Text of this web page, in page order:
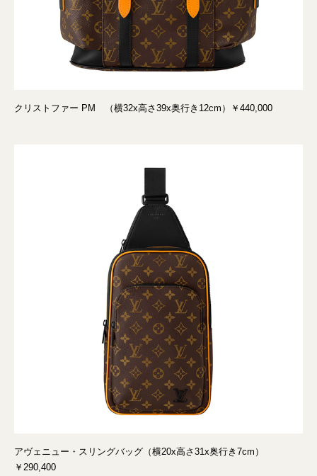
クリストファー PM （横32x高さ39x奥行き12cm）￥440,000
アヴェニュー・スリングバッグ（横20x高さ31x奥行き7cm）
￥290,400